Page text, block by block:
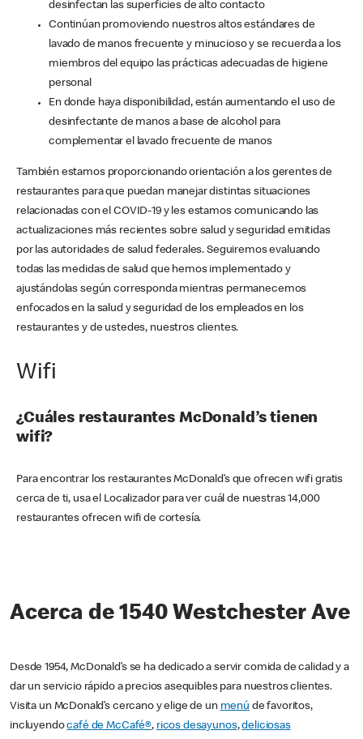
desinfectan las superficies de alto contacto
Continúan promoviendo nuestros altos estándares de
lavado de manos frecuente y minucioso y se recuerda a los
miembros del equipo las prácticas adecuadas de higiene
personal
En donde haya disponibilidad, están aumentando el uso de
desinfectante de manos a base de alcohol para
complementar el lavado frecuente de manos
También estamos proporcionando orientación a los gerentes de
restaurantes para que puedan manejar distintas situaciones
relacionadas con el COVID-19 y les estamos comunicando las
actualizaciones más recientes sobre salud y seguridad emitidas
por las autoridades de salud federales. Seguiremos evaluando
todas las medidas de salud que hemos implementado y
ajustándolas según corresponda mientras permanecemos
enfocados en la salud y seguridad de los empleados en los
restaurantes y de ustedes, nuestros clientes.
Wifi
¿Cuáles restaurantes McDonald’s tienen
wifi?
Para encontrar los restaurantes McDonald’s que ofrecen wifi gratis
cerca de ti, usa el Localizador para ver cuál de nuestras 14,000
restaurantes ofrecen wifi de cortesía.
Acerca de 1540 Westchester Ave
Desde 1954, McDonald’s se ha dedicado a servir comida de calidad y a
dar un servicio rápido a precios asequibles para nuestros clientes.
Visita un McDonald’s cercano y elige de un menú de favoritos,
incluyendocafé de McCafé®, ricos desayunos,deliciosas